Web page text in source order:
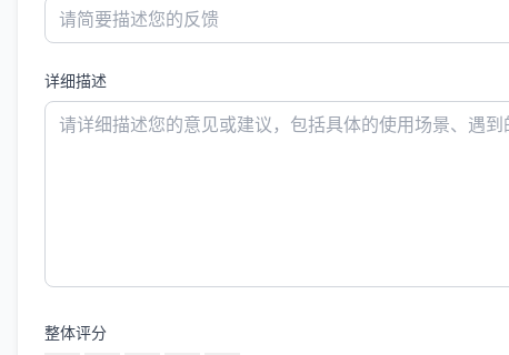
详细描述
整体评分